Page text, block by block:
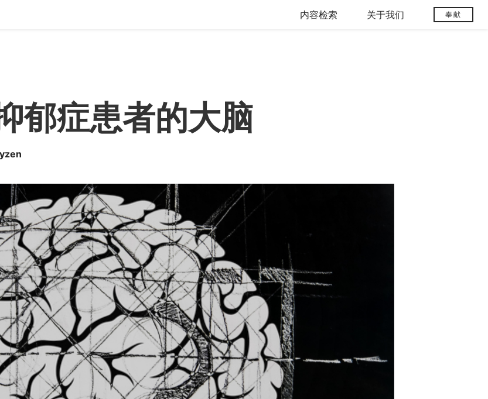
内容检索 关于我们 奉献
郁症患者的大脑